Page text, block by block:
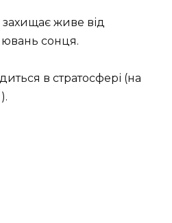
живе від
сонця.
в стратосфері (на